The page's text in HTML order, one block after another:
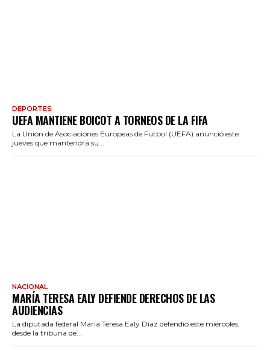
DEPORTES
UEFA MANTIENE BOICOT A TORNEOS DE LA FIFA
La Unión de Asociaciones Europeas de Futbol (UEFA) anunció este
jueves que mantendrá su...
NACIONAL
MARÍA TERESA EALY DEFIENDE DERECHOS DE LAS
AUDIENCIAS
La diputada federal María Teresa Ealy Díaz defendió este miércoles,
desde la tribuna de...